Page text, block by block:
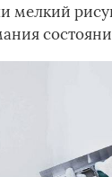
мелкий